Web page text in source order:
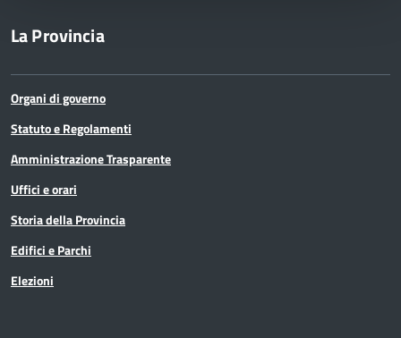
La Provincia
Organi di governo
Statuto e Regolamenti
Amministrazione Trasparente
Uffici e orari
Storia della Provincia
Edifici e Parchi
Elezioni